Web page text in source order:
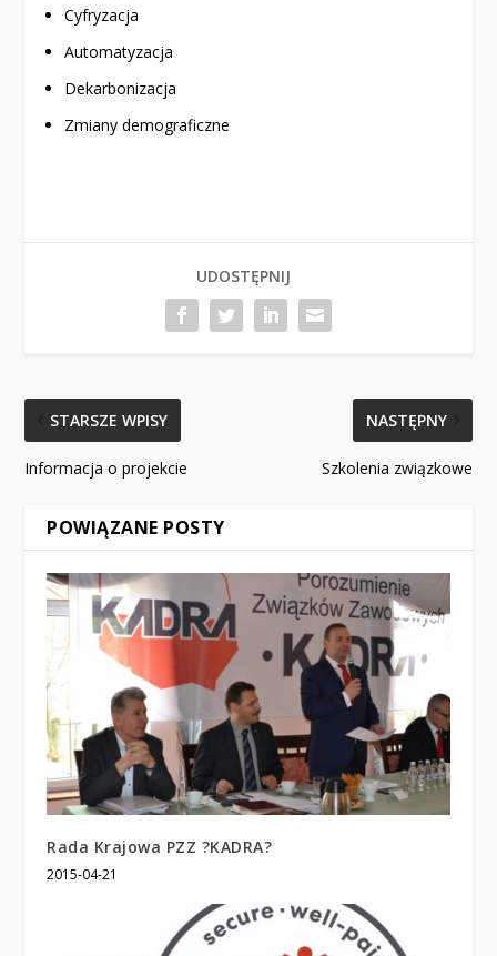
Cyfryzacja
Automatyzacja
Dekarbonizacja
Zmiany demograficzne
UDOSTĘPNIJ
STARSZE WPISY
Informacja o projekcie
NASTĘPNY
Szkolenia związkowe
POWIĄZANE POSTY
Rada Krajowa PZZ ?KADRA?
2015-04-21